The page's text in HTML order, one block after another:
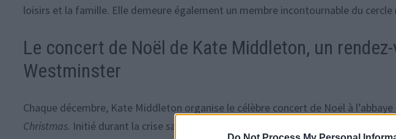
loisirs et la famille. Elle demeure également un membre incontournable du cercle
Le concert de Noël de Kate Middleton, un
Westminster
Chaque décembre, Kate Middleton organise le célèbre concert de Noël à
Christmas. Initié durant la crise sanitaire pour rendre hommage aux héros du